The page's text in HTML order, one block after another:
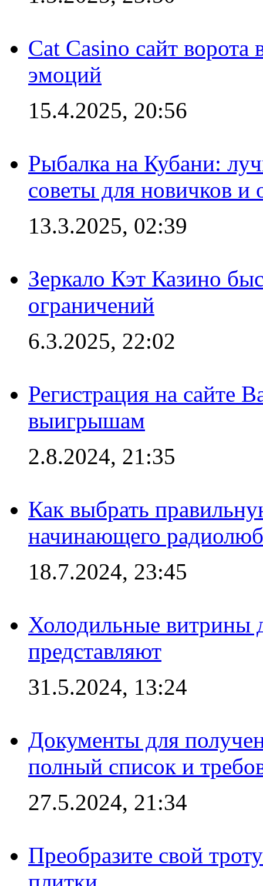
Cat Casino сайт
эмоций
15.4.2025, 20:56
Рыбалка на Кубани:
советы для новичков
13.3.2025, 02:39
Зеркало Кэт Казино
ограничений
6.3.2025, 22:02
Регистрация на сайте
выигрышам
2.8.2024, 21:35
Как выбрать
начинающего
18.7.2024, 23:45
Холодильные витрины
представляют
31.5.2024, 13:24
Документы для
полный список и
27.5.2024, 21:34
Преобразите свой